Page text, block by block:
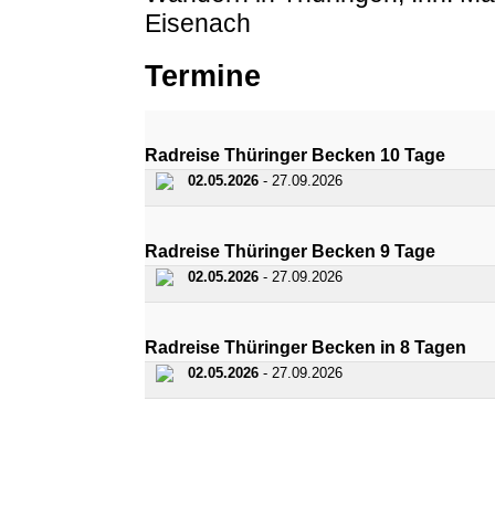
Eisenach
Termine
Radreise Thüringer Becken 10 Tage
02.05.2026- 27.09.2026
Radreise Thüringer Becken 9 Tage
02.05.2026- 27.09.2026
Radreise Thüringer Becken in 8 Tagen
02.05.2026- 27.09.2026